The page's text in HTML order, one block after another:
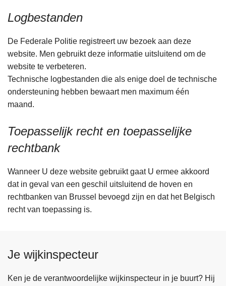
Logbestanden
De Federale Politie registreert uw bezoek aan deze
website. Men gebruikt deze informatie uitsluitend om de
website te verbeteren.
Technische logbestanden die als enige doel de technische
ondersteuning hebben bewaart men maximum één
maand.
Toepasselijk recht en toepasselijke
rechtbank
Wanneer U deze website gebruikt gaat U ermee akkoord
dat in geval van een geschil uitsluitend de hoven en
rechtbanken van Brussel bevoegd zijn en dat het Belgisch
recht van toepassing is.
Je wijkinspecteur
Ken je de verantwoordelijke wijkinspecteur in je buurt? Hij